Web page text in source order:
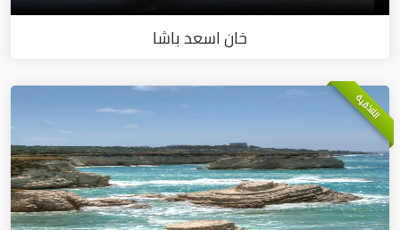
خان اسعد باشا
اللاذقية